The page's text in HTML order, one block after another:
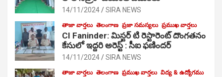
14/11/2024 SIRA NEWS
తాజా వార్తలు తెలంగాణ ప్రజా సమస్యలు ప్రముఖ వార్తలు
CI Faninder: మిస్టర్ టి రెస్టారెంట్ దొంగతనం
కేసులో ఇద్దరి అరెస్ట్ : సీఐ ఫణిందర్
14/11/2024 SIRA NEWS
తాజా వార్తలు తెలంగాణ ప్రముఖ వార్తలు విద్య & ఉద్యోగము